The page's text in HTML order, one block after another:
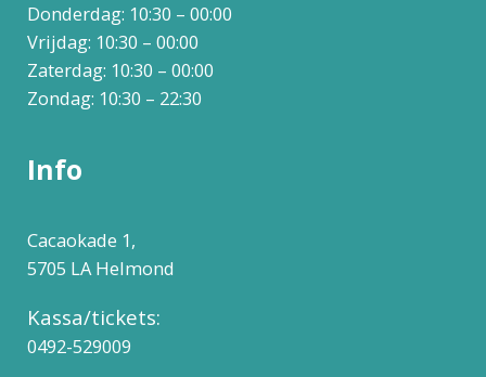
Donderdag: 10:30 – 00:00
Vrijdag: 10:30 – 00:00
Zaterdag: 10:30 – 00:00
Zondag: 10:30 – 22:30
Info
Cacaokade 1,
5705 LA Helmond
Kassa/tickets:
0492-529009